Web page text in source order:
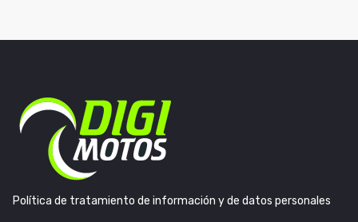
Política de tratamiento de información y de datos personales